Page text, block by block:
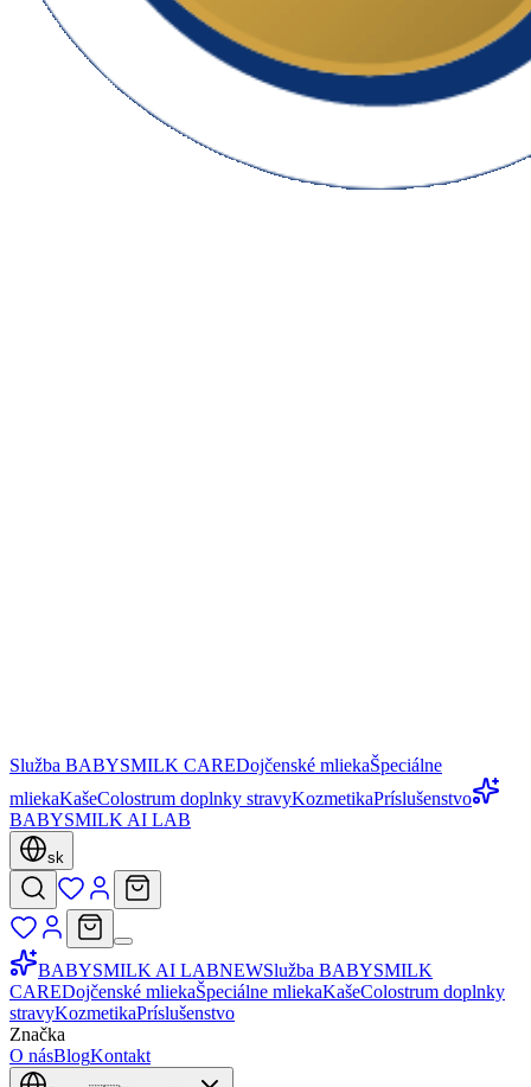
Služba BABYSMILK CAREDojčenské mliekaŠpeciálne
mliekaKašeColostrum doplnky stravyKozmetikaPríslušenstvo
BABYSMILK AI LAB
sk
BABYSMILK AI LABNEWSlužba BABYSMILK
CAREDojčenské mliekaŠpeciálne mliekaKašeColostrum doplnky
stravyKozmetikaPríslušenstvo
Značka
O násBlogKontakt